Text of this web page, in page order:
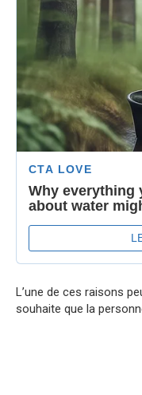
L’une de ces raisons
souhaite que la